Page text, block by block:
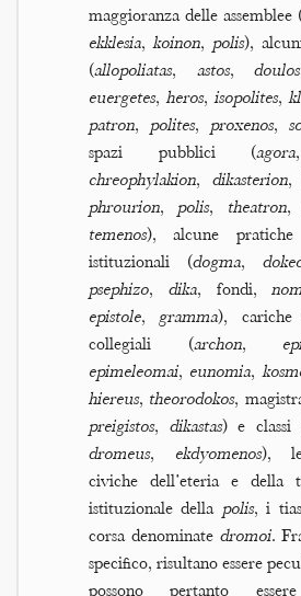
maggioranza delle assemblee (
ekklesia,koinon, polis),
(allopoliatas, astos,doulos
euergetes,heros,isopolites,
patron, polites, proxenos,
spazi pubblici (agora
chreophylakion, dikasterion
phrourion, polis, theatron
temenos), alcune
istituzionali (dogma,
psephizo, dika, fondi,
epistole,gramma),
collegiali (archon,
epimeleomai,eunomia,
hiereus, theorodokos,
preigistos, dikastas) e classi
dromeus, ekdyomenos), le
civiche dell’eteria e della
istituzionale della polis, i
corsa denominate dromoi.
specifico, risultano essere
possono pertanto